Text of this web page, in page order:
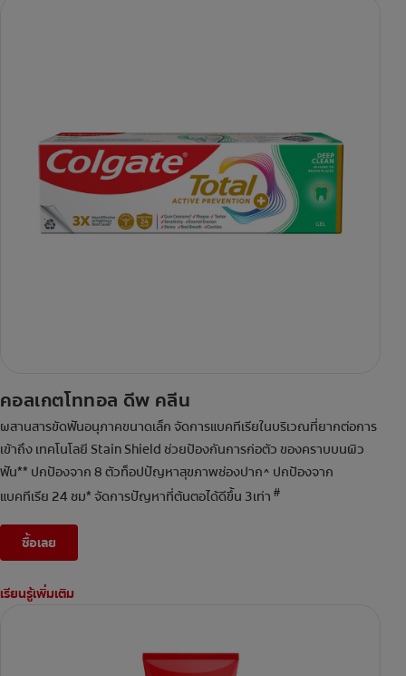
คอลเกตโททอล ดีพ คลีน
ผสานสารขัดฟันอนุภาคขนาดเล็ก จัดการแบคทีเรียในบริเวณที่ยากต่อการ
เข้าถึง เทคโนโลยี Stain Shield ช่วยป้องกันการก่อตัว ของคราบบนผิว
ฟัน** ปกป้องจาก 8 ตัวท็อปปัญหาสุขภาพช่องปาก^ ปกป้องจาก
แบคทีเรีย 24 ชม* จัดการปัญหาที่ต้นตอได้ดีขึ้น 3เท่า #
ซื้อเลย
เรียนรู้เพิ่มเติม